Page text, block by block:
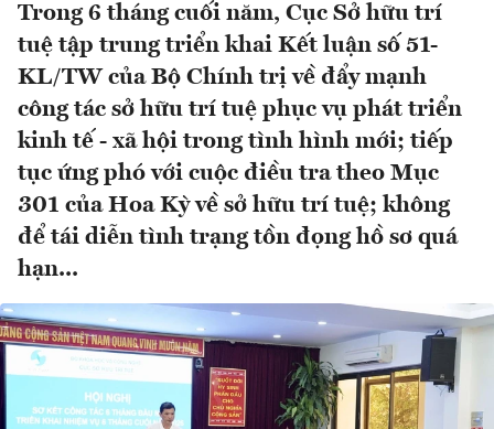
Trong 6 tháng cuối năm, Cục Sở hữu trí
tuệ tập trung triển khai Kết luận số 51-
KL/TW của Bộ Chính trị về đẩy mạnh
công tác sở hữu trí tuệ phục vụ phát triển
kinh tế - xã hội trong tình hình mới; tiếp
tục ứng phó với cuộc điều tra theo Mục
301 của Hoa Kỳ về sở hữu trí tuệ; không
để tái diễn tình trạng tồn đọng hồ sơ quá
hạn...